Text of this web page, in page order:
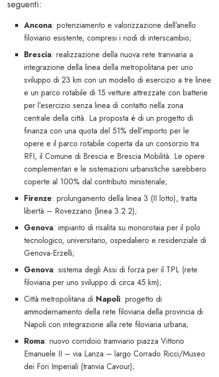
seguenti:
Ancona: potenziamento e valorizzazione dell’anello
filoviario esistente, compresi i nodi di interscambio;
Brescia: realizzazione della nuova rete tranviaria a
integrazione della linea della metropolitana per uno
sviluppo di 23 km con un modello di esercizio a tre linee
e un parco rotabile di 15 vetture attrezzate con batterie
per l’esercizio senza linea di contatto nella zona
centrale della città. La proposta è di un progetto di
finanza con una quota del 51% dell’importo per le
opere e il parco rotabile coperta da un consorzio tra
RFI, il Comune di Brescia e Brescia Mobilità. Le opere
complementari e le sistemazioni urbanistiche sarebbero
coperte al 100% dal contributo ministeriale;
Firenze: prolungamento della linea 3 (II lotto), tratta
libertà – Rovezzano (linea 3.2.2);
Genova: impianto di risalita su monorotaia per il polo
tecnologico, universitario, ospedaliero e residenziale di
Genova-Erzelli;
Genova: sistema degli Assi di forza per il TPL (rete
filoviaria per uno sviluppo di circa 45 km);
Città metropolitana di Napoli: progetto di
ammodernamento della rete filoviaria della provincia di
Napoli con integrazione alla rete filoviaria urbana;
Roma: nuovo corridoio tramviario piazza Vittorio
Emanuele II – via Lanza – largo Corrado Ricci/Museo
dei Fori Imperiali (tranvia Cavour);